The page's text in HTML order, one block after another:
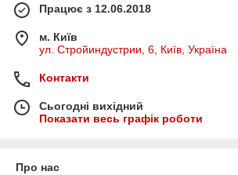
Працює з 12.06.2018
м. Київ
ул. Стройиндустрии, 6, Київ, Україна
Контакти
Сьогодні вихідний
Показати весь графік роботи
Про нас